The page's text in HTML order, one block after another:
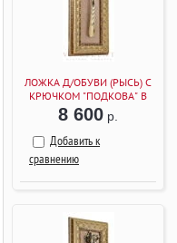
ЛОЖКА Д/ОБУВИ (РЫСЬ) С
КРЮЧКОМ "ПОДКОВА" В
РАМКЕ (БАГЕТ БЕЖЕВЫЙ)
8 600 р.
Добавить к
сравнению